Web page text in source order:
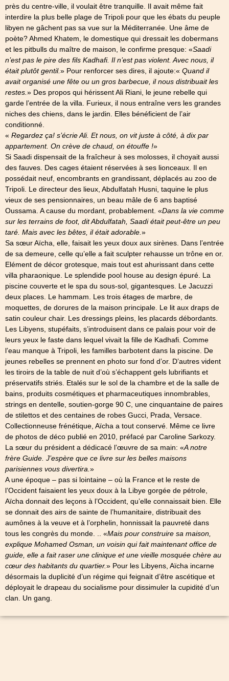
près du centre-ville, il voulait être tranquille. Il avait même fait
interdire la plus belle plage de Tripoli pour que les ébats du peuple
libyen ne gâchent pas sa vue sur la Méditerranée. Une âme de
poète? Ahmed Khatem, le domestique qui dressait les dobermans
et les pitbulls du maître de maison, le confirme presque: «Saadi
n’est pas le pire des fils Kadhafi. Il n’est pas violent. Avec nous, il
était plutôt gentil.» Pour renforcer ses dires, il ajoute:« Quand il
avait organisé une fête ou un gros barbecue, il nous distribuait les
restes. » Des propos qui hérissent Ali Riani, le jeune rebelle qui
garde l’entrée de la villa. Furieux, il nous entraîne vers les grandes
niches des chiens, dans le jardin. Elles bénéficient de l’air
conditionné.
« Regardez ça! s’écrie Ali. Et nous, on vit juste à côté, à dix par
appartement. On crève de chaud, on étouffe !»
Si Saadi dispensait de la fraîcheur à ses molosses, il choyait aussi
des fauves. Des cages étaient réservées à ses lionceaux. Il en
possédait neuf, encombrants en grandissant, déplacés au zoo de
Tripoli. Le directeur des lieux, Abdulfatah Husni, taquine le plus
vieux de ses pensionnaires, un beau mâle de 6 ans baptisé
Oussama. A cause du mordant, probablement. «Dans la vie comme
sur les terrains de foot, dit Abdulfatah, Saadi était peut-être un peu
taré. Mais avec les bêtes, il était adorable. »
Sa sœur Aïcha, elle, faisait les yeux doux aux sirènes. Dans l’entrée
de sa demeure, celle qu’elle a fait sculpter rehausse un trône en or.
Elément de décor grotesque, mais tout est ahurissant dans cette
villa pharaonique. Le splendide pool house au design épuré. La
piscine couverte et le spa du sous-sol, gigantesques. Le Jacuzzi
deux places. Le hammam. Les trois étages de marbre, de
moquettes, de dorures de la maison principale. Le lit aux draps de
satin couleur chair. Les dressings pleins, les placards débordants.
Les Libyens, stupéfaits, s’introduisent dans ce palais pour voir de
leurs yeux le faste dans lequel vivait la fille de Kadhafi. Comme
l’eau manque à Tripoli, les familles barbotent dans la piscine. De
jeunes rebelles se prennent en photo sur fond d’or. D’autres vident
les tiroirs de la table de nuit d’où s’échappent gels lubrifiants et
préservatifs striés. Etalés sur le sol de la chambre et de la salle de
bains, produits cosmétiques et pharmaceutiques innombrables,
strings en dentelle, soutien-gorge 90 C, une cinquantaine de paires
de stilettos et des centaines de robes Gucci, Prada, Versace.
Collectionneuse frénétique, Aïcha a tout conservé. Même ce livre
de photos de déco publié en 2010, préfacé par Caroline Sarkozy.
La sœur du président a dédicacé l’œuvre de sa main: «A notre
frère Guide. J’espère que ce livre sur les belles maisons
parisiennes vous divertira. »
A une époque – pas si lointaine – où la France et le reste de
l’Occident faisaient les yeux doux à la Libye gorgée de pétrole,
Aïcha donnait des leçons à l’Occident, qu’elle connaissait bien. Elle
se donnait des airs de sainte de l’humanitaire, distribuait des
aumônes à la veuve et à l’orphelin, honnissait la pauvreté dans
tous les congrès du monde. .. «Mais pour construire sa maison,
explique Mohamed Osman, un voisin qui fait maintenant office de
guide, elle a fait raser une clinique et une vieille mosquée chère au
cœur des habitants du quartier.» Pour les Libyens, Aïcha incarne
désormais la duplicité d’un régime qui feignait d’être ascétique et
déployait le drapeau du socialisme pour dissimuler la cupidité d’un
clan. Un gang.